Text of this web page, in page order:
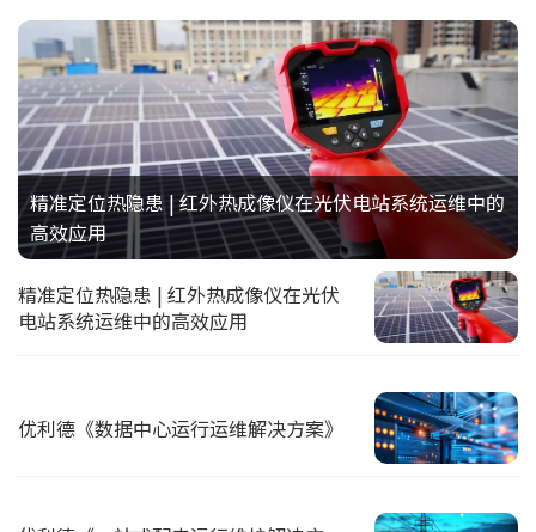
精准定位热隐患 | 红外热成像仪在光伏电站系统运维中的
高效应用
精准定位热隐患 | 红外热成像仪在光伏
电站系统运维中的高效应用
优利德《数据中心运行运维解决方案》